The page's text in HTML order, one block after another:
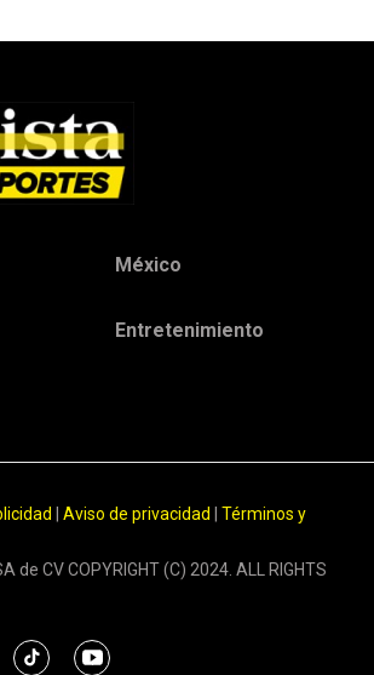
México
Entretenimiento
Aviso de privacidad
Términos y
de CV COPYRIGHT (C) 2024. ALL RIGHTS
t y